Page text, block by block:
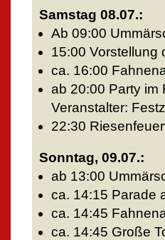
Samstag 08.07.:
Ab 09:00
15:00 Vorstellung
ca. 16:00
ab 20:00 Party im
Veranstalter:
22:30
Sonntag, 09.07.:
ab 13:00
ca. 14:15 Parade
ca. 14:45
ca. 14:45 Große